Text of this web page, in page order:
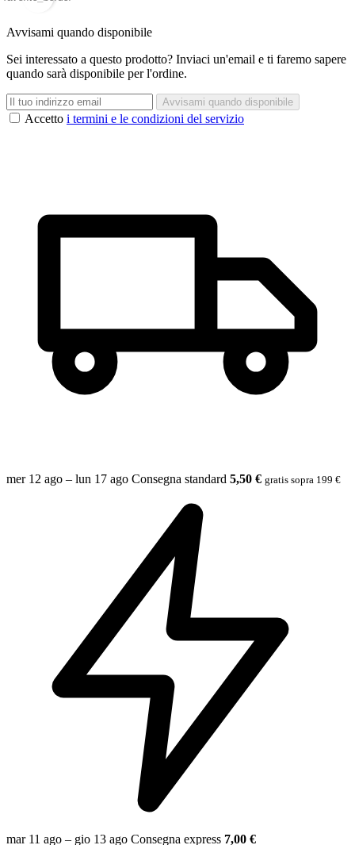
Avvisami quando disponibile
Sei interessato a questo prodotto? Inviaci un'email e ti faremo sapere
quando sarà disponibile per l'ordine.
Avvisami quando disponibile
Accetto i termini e le condizioni del servizio
mer 12 ago – lun 17 ago Consegna standard 5,50 € gratis sopra 199 €
mar 11 ago – gio 13 ago Consegna express 7,00 €